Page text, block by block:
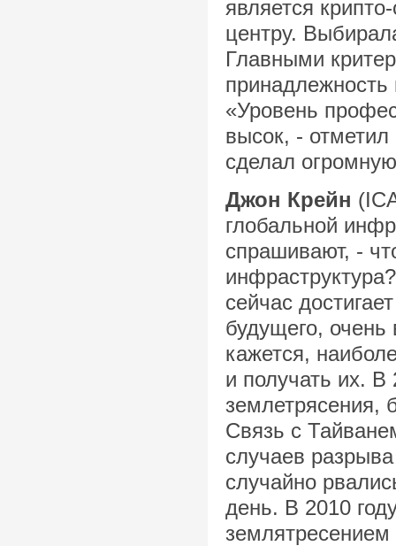
является
центру.
Главными
«Уровень
высок, -
сделал
Джон Крейн
глобальной
спрашивают, -
сейчас
будущего,
кажется,
и получать их. В
землетрясения,
Связь с
случаев
случайно
день. В 2010
землятресением